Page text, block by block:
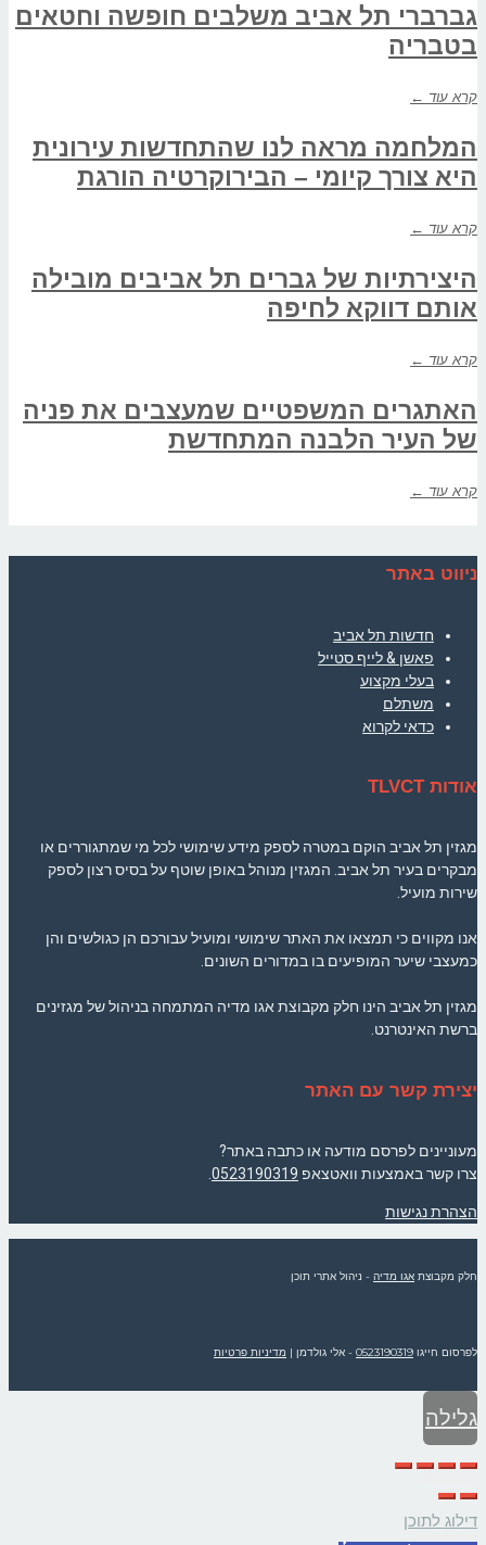
גברברי תל אביב משלבים חופשה וחטאים
בטבריה
קרא עוד ←
המלחמה מראה לנו שהתחדשות עירונית
היא צורך קיומי – הבירוקרטיה הורגת
קרא עוד ←
היצירתיות של גברים תל אביבים מובילה
אותם דווקא לחיפה
קרא עוד ←
האתגרים המשפטיים שמעצבים את פניה
של העיר הלבנה המתחדשת
קרא עוד ←
ניווט באתר
חדשות תל אביב
פאשן & לייף סטייל
בעלי מקצוע
משתלם
כדאי לקרוא
אודות TLVCT
מגזין תל אביב הוקם במטרה לספק מידע שימושי לכל מי שמתגוררים או
מבקרים בעיר תל אביב. המגזין מנוהל באופן שוטף על בסיס רצון לספק
שירות מועיל.
אנו מקווים כי תמצאו את האתר שימושי ומועיל עבורכם הן כגולשים והן
כמעצבי שיער המופיעים בו במדורים השונים.
מגזין תל אביב הינו חלק מקבוצת אגו מדיה המתמחה בניהול של מגזינים
ברשת האינטרנט.
יצירת קשר עם האתר
מעוניינים לפרסם מודעה או כתבה באתר?
צרו קשר באמצעות וואטצאפ 0523190319
הצהרת נגישות
חלק מקבוצת אגו מדיה - ניהול אתרי תוכן
לפרסום חייגו 0523190319 - אלי גולדמן | מדיניות פרטיות
גלילה
לראש
העמוד
דילוג לתוכן